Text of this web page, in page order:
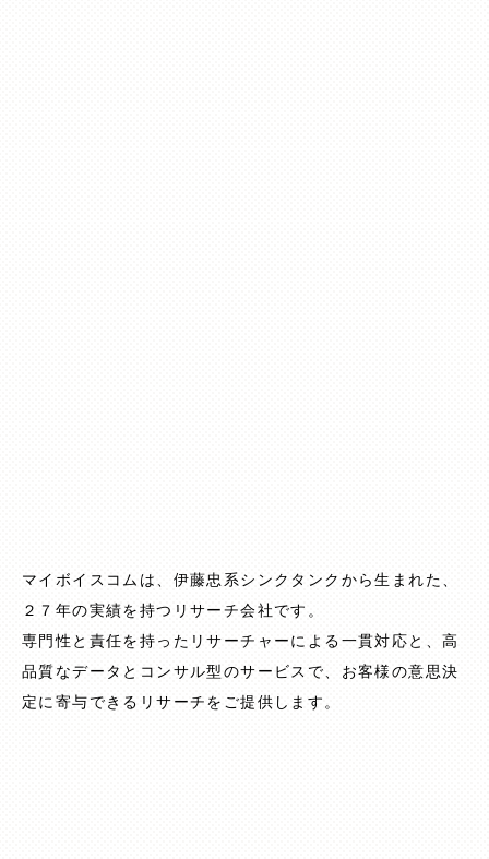
マイボイスコムは、伊藤忠系シンクタンクから生まれた、
２７年の実績を持つリサーチ会社です。
専門性と責任を持ったリサーチャーによる一貫対応と、 高
品質なデータとコンサル型のサービスで、 お客様の意思決
定に寄与できるリサーチをご提供します。